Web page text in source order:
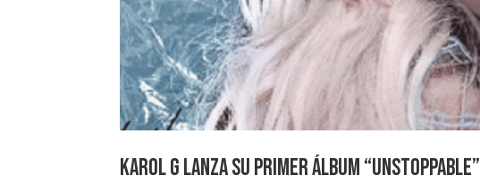
KAROL G lanza su primer álbum “UNSTOPPABLE”